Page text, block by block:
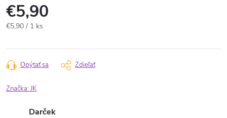
€5,90
Jednotková
€5,90 / 1 ks
Opýtať sa Zdieľať
Značka:JK
Darček